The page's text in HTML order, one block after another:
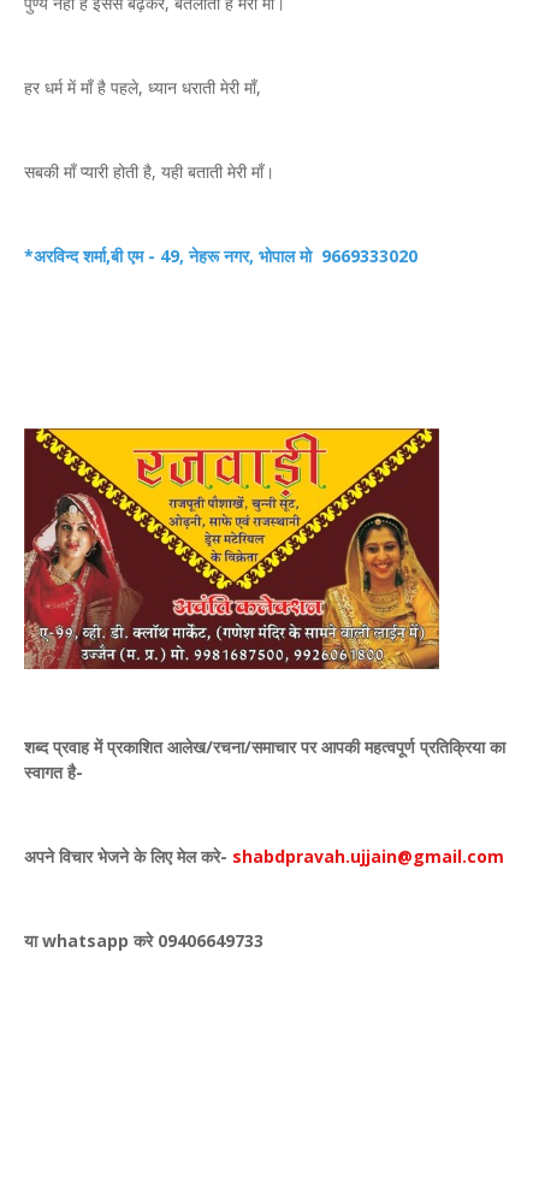
हर धर्म में माँ है पहले, ध्यान धराती मेरी माँ,
सबकी माँ प्यारी होती है, यही बताती मेरी माँ।
*अरविन्द शर्मा,बी एम - 49,नेहरू नगर, भोपाल मो 9669333020
शब्द प्रवाह में प्रकाशित आलेख/रचना/समाचार पर आपकी महत्वपूर्ण प्रतिक्रिया का
स्वागत है-
अपने विचार भेजने के लिए मेल करे- shabdpravah.ujjain@gmail.com
या whatsapp करे 09406649733